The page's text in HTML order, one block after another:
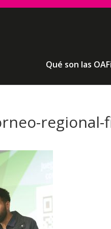
Qué son las